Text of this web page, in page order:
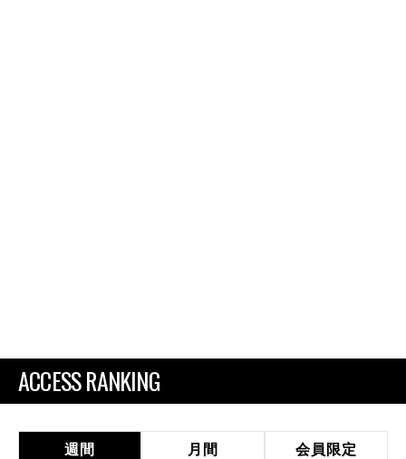
ACCESS RANKING
週間 月間 会員限定